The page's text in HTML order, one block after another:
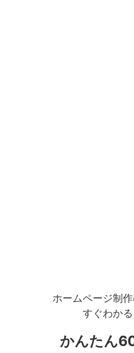
ホームページ制
すぐわかる
かんたん